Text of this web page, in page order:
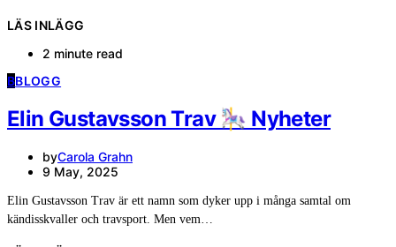
LÄS INLÄGG
2 minute read
BBLOGG
Elin Gustavsson Trav 🎠 Nyheter
byCarola Grahn
9 May, 2025
Elin Gustavsson Trav är ett namn som dyker upp i många samtal om
kändisskvaller och travsport. Men vem…